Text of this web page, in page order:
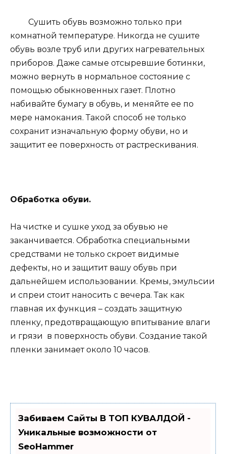
Сушить обувь возможно только при
комнатной температуре. Никогда не сушите
обувь возле труб или других нагревательных
приборов. Даже самые отсыревшие ботинки,
можно вернуть в нормальное состояние с
помощью обыкновенных газет. Плотно
набивайте бумагу в обувь, и меняйте ее по
мере намокания. Такой способ не только
сохранит изначальную форму обуви, но и
защитит ее поверхность от растрескивания.
Обработка обуви.
На чистке и сушке уход за обувью не
заканчивается. Обработка специальными
средствами не только скроет видимые
дефекты, но и защитит вашу обувь при
дальнейшем использовании. Кремы, эмульсии
и спреи стоит наносить с вечера. Так как
главная их функция – создать защитную
пленку, предотвращающую впитывание влаги
и грязи в поверхность обуви. Создание такой
пленки занимает около 10 часов.
Забиваем Сайты В ТОП КУВАЛДОЙ -
Уникальные возможности от
SeoHammer